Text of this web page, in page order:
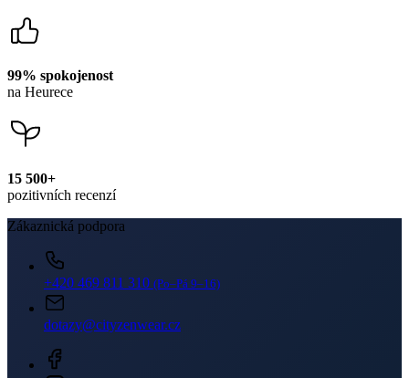
99% spokojenost
na Heurece
15 500+
pozitivních recenzí
Zákaznická podpora
+420 469 811 310 (Po–Pá 9–16)
dotazy@cityzenwear.cz